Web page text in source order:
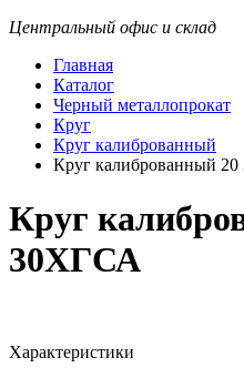
Центральный офис и склад
Главная
Каталог
Черный металлопрокат
Круг
Круг калиброванный
Круг калиброванный
Круг
30ХГСА
Характеристики